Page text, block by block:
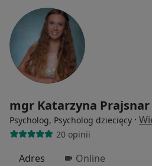
mgr Katarzyna Prajsnar
Psycholog, Psycholog dziecięcy ·
20 opinii
Adres Online